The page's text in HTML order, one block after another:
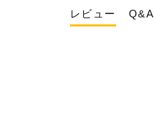
レビュー Q&A